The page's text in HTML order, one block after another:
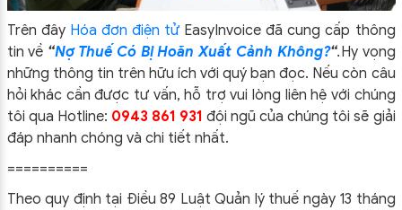
Trên đây Hóa đơn điện tử EasyInvoice đã cung cấp thông
tin về “Nợ Thuế Có Bị Hoãn Xuất Cảnh Không?“.Hy vọng
những thông tin trên hữu ích với quý bạn đọc. Nếu còn câu
hỏi khác cần được tư vấn, hỗ trợ vui lòng liên hệ với chúng
tôi qua Hotline: 0943 861 931 đội ngũ của chúng tôi sẽ giải
đáp nhanh chóng và chi tiết nhất.
==========
Theo quy định tại Điều 89 Luật Quản lý thuế ngày 13 tháng